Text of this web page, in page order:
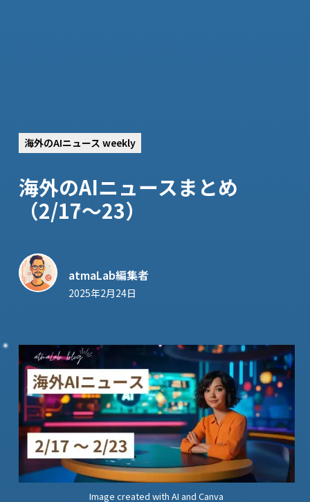
海外のAIニュース weekly
海外のAIニュースまとめ
（2/17〜23）
atmaLab編集者
2025年2月24日
Image created with AI and Canva